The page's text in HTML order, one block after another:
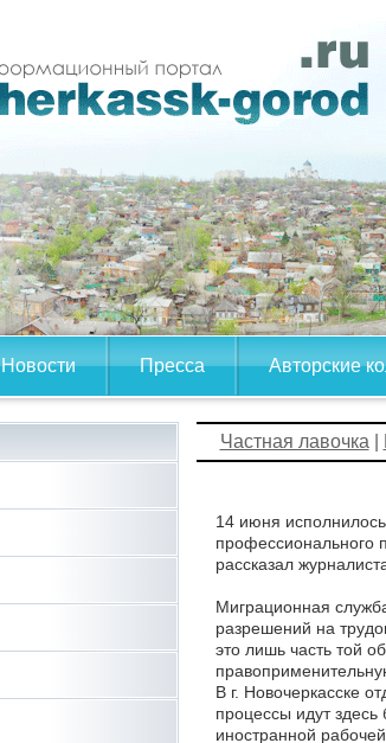
Новости Пресса Авторские
Частная лавочка
14 июня
профессионального
рассказал
Миграционная
разрешений на
это лишь часть той
В г. Новочеркасске
процессы идут
иностранной